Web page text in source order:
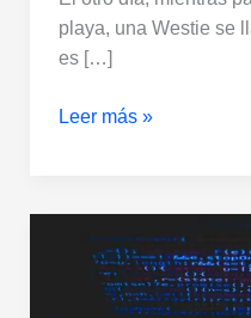
playa, una Westie se
es […]
Leer más »
sesgos